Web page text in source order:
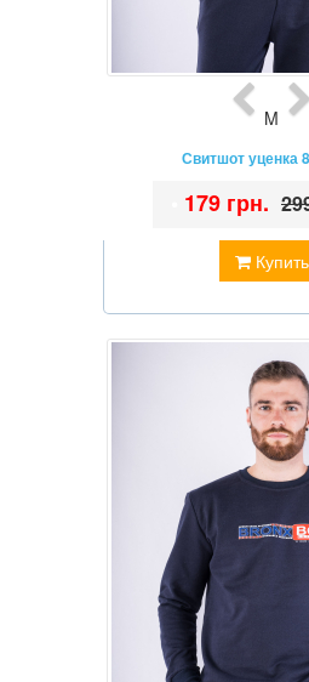
M
Свитшот уценка
Купить
179 грн.